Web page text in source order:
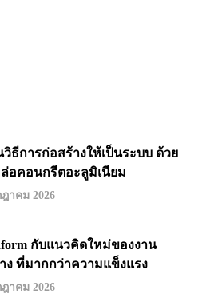
วิธีการก่อสร้างให้เป็นระบบ ด้วย
อคอนกรีตอะลูมิเนียม
ฎาคม 2026
กับแนวคิดใหม่ของงาน
ง ที่มากกว่าความแข็งแรง
ฎาคม 2026